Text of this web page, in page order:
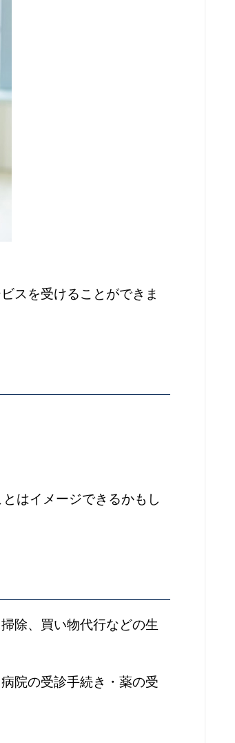
スを受けることができま
はイメージできるかもし
除、買い物代行などの生
院の受診手続き・薬の受